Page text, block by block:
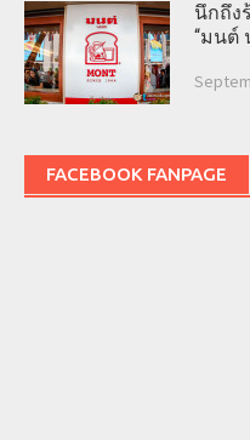
นึกถึง
“มนต์
FACEBOOK FANPAGE